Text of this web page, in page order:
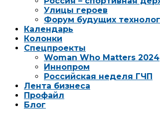
Улицы героев
Форум будущих
Календарь
Колонки
Спецпроекты
Woman Who Matters 2024
Иннопром
Российская неделя ГЧП
Лента бизнеса
Профайл
Блог